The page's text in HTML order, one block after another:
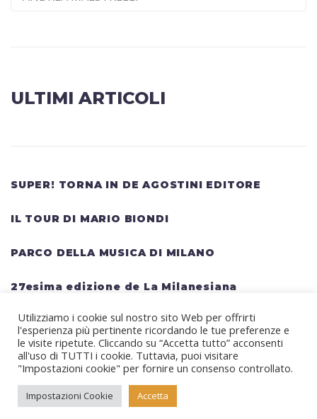
ULTIMI ARTICOLI
SUPER! TORNA IN DE AGOSTINI EDITORE
IL TOUR DI MARIO BIONDI
PARCO DELLA MUSICA DI MILANO
27esima edizione de La Milanesiana
HELLWATT FESTIVAL: una lineup gigantesca
per il festival estivo TRAVIS SCOTT, KANYE
WEST, SWEDISH HOUSE MAFIA, MARTIN
Utilizziamo i cookie sul nostro sito Web per offrirti
l'esperienza più pertinente ricordando le tue preferenze e
le visite ripetute. Cliccando su “Accetta tutto” acconsenti
all'uso di TUTTI i cookie. Tuttavia, puoi visitare
"Impostazioni cookie" per fornire un consenso controllato.
Impostazioni Cookie Accetta